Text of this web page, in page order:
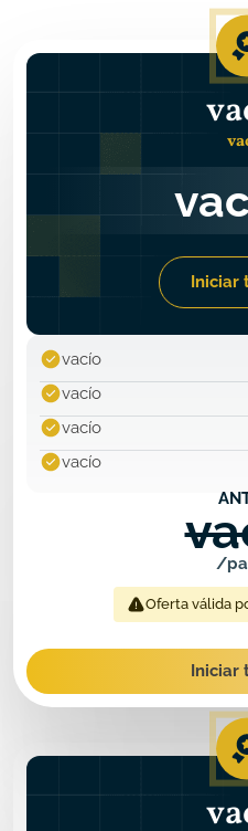
Iniciar
vacío
vacío
vacío
vacío
/
Oferta válida
Iniciar